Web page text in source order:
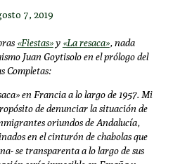
7, 2019
«Fiestas»y «La resaca», nada
Juan Goytisolo en el prólogo del
Completas:
en Francia a lo largo de 1957. Mi
de denunciar la situación de
oriundos de Andalucía,
en el cinturón de chabolas que
se transparenta a lo largo de sus